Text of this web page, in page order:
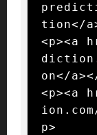
tion</
<p><a
on</
<p><a
p>